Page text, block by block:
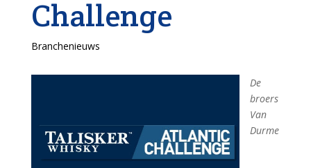
Challenge
Branchenieuws
De
broers
Van
Durme